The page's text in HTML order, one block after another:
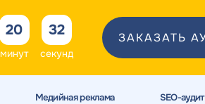
20
минут
31
секунд
ЗАКАЗАТЬ
Медийная реклама SEO-